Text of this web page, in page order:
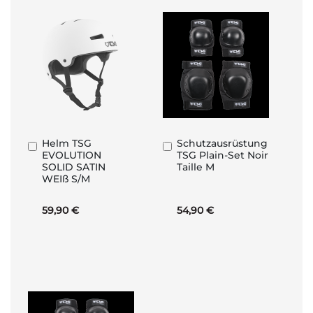
Helm TSG
EVOLUTION
SOLID SATIN
WEIß S/M
59,90 €
In
den
Warenkorb
Schutzausrüstung
TSG Plain-Set Noir
Taille M
54,90 €
In
den
Warenkorb